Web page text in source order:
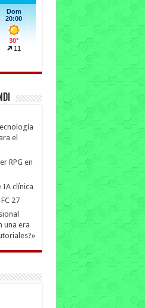
el
RPG en
IA clínica
27
una era